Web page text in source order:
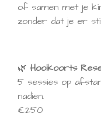
of samen met je
zonder dat je er
🌿 Hooikoorts
5 sessies op
nadien.
€250